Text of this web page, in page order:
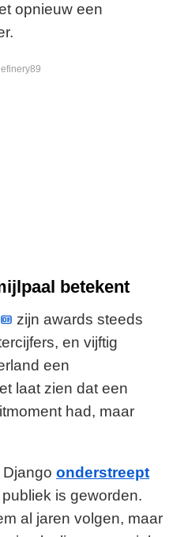
opnieuw een
betekent
zijn awards steeds
en vijftig
een
laat zien dat een
had, maar
onderstreept
is geworden.
al jaren volgen, maar